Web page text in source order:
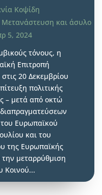
Κοψίδη
Μετανάστευση και άσυλο
5, 2024
τόνους, η
Επιτροπή
20 Δεκεμβρίου
πολιτικής
– μετά από οκτώ
Ευρωπαϊκού
και του
της Ευρωπαϊκής
μεταρρύθμιση
Κοινού...